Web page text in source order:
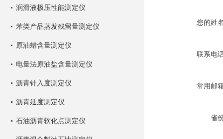
润滑液极压性能测定仪
苯类产品蒸发残留量测定仪
原油蜡含量测定仪
电量法原油盐含量测定仪
沥青针入度测定仪
沥青延度测定仪
石油沥青软化点测定仪
您的姓
联系电
常用邮
省